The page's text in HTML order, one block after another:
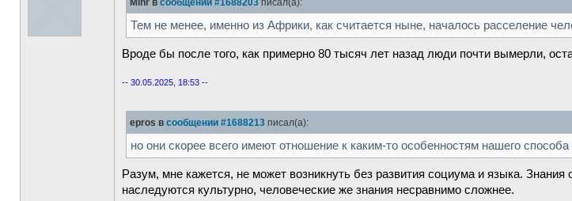
Mihr в сообщении #1688203 писал(а):
Тем не менее, именно из Африки, как считается ныне, началось расселение
Вроде бы после того, как примерно 80 тысяч лет назад люди почти вымерли,
-- 30.05.2025, 18:53 --
epros в сообщении #1688213 писал(а):
но они скорее всего имеют отношение к каким-то особенностям нашего
Разум, мне кажется, не может возникнуть без развития социума и языка.
наследуются культурно, человеческие же знания несравнимо сложнее.